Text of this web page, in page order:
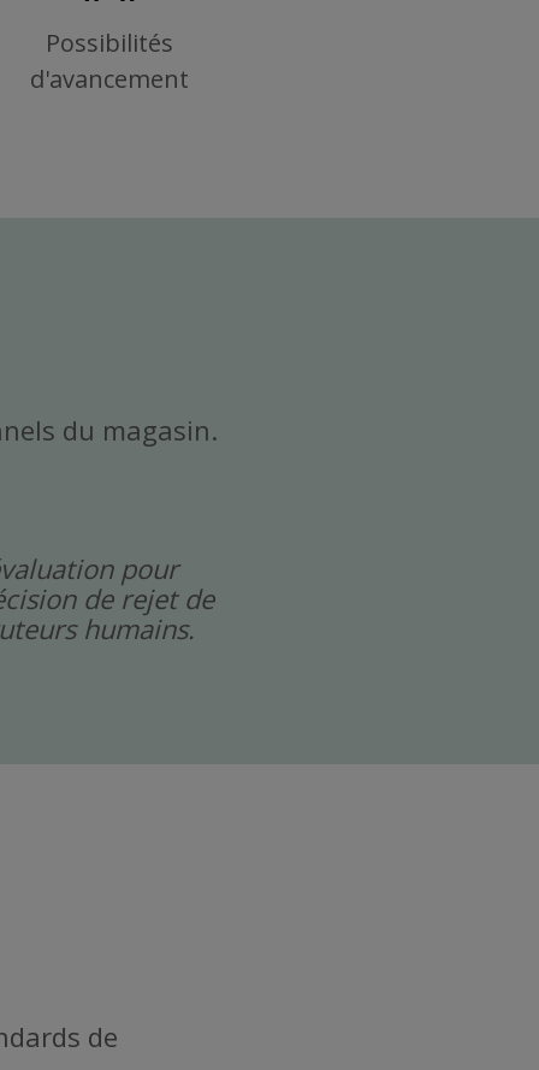
Possibilités
d'avancement
du magasin.
pour
de rejet de
humains.
de